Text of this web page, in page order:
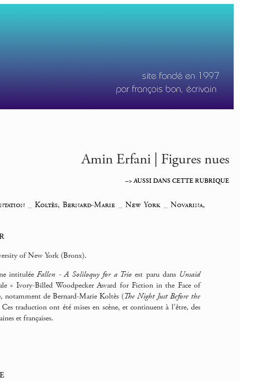
Amin Erfani | Figures nues
–> AUSSI DANS CETTE RUBRIQUE
_Koltès, Bernard-Marie _New York_Novarina,
of New York (Bronx).
intituléeFallen - A Soliloquy for a Trioest paru dans Unsaid
« Ivory-Billed Woodpecker Award for Fiction in the Face of
notamment de Bernard-Marie Koltès (The Night Just Before the
traduction ont été mises en scène, et continuent à l’être, des
et françaises.